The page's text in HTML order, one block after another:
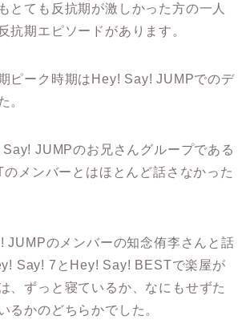
とても反抗期が激しかった方の一人
抗期エピソードがあります。
ピーク時期は Hey! Say! JUMPでのデ
。
Say! JUMPのお兄さんグループである
のメンバーとはほとんど話さなかった
JUMPのメンバーの知念侑李さんと話
Say! 7 と Hey! Say! BESTで楽屋が
、ずっと寝ているか、なにもせずた
るかのどちらかでした。